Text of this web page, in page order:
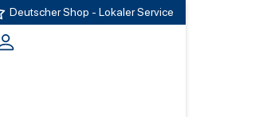
Deutscher Shop - Lokaler Service